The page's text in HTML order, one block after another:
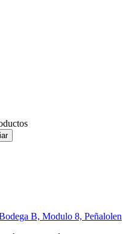
B, Modulo 8, Peñalolen